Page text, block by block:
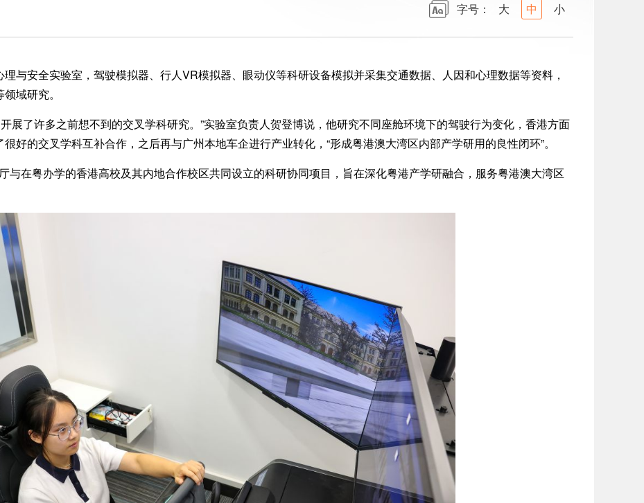
字号： 大 中 小
安全实验室，驾驶模拟器、行人VR模拟器、眼动仪等科研设备模拟并采集交通数据、人因和心理数据等资料，
域研究。
了许多之前想不到的交叉学科研究。”实验室负责人贺登博说，他研究不同座舱环境下的驾驶行为变化，香港方面
好的交叉学科互补合作，之后再与广州本地车企进行产业转化，“形成粤港澳大湾区内部产学研用的良性闭环”。
在粤办学的香港高校及其内地合作校区共同设立的科研协同项目，旨在深化粤港产学研融合，服务粤港澳大湾区